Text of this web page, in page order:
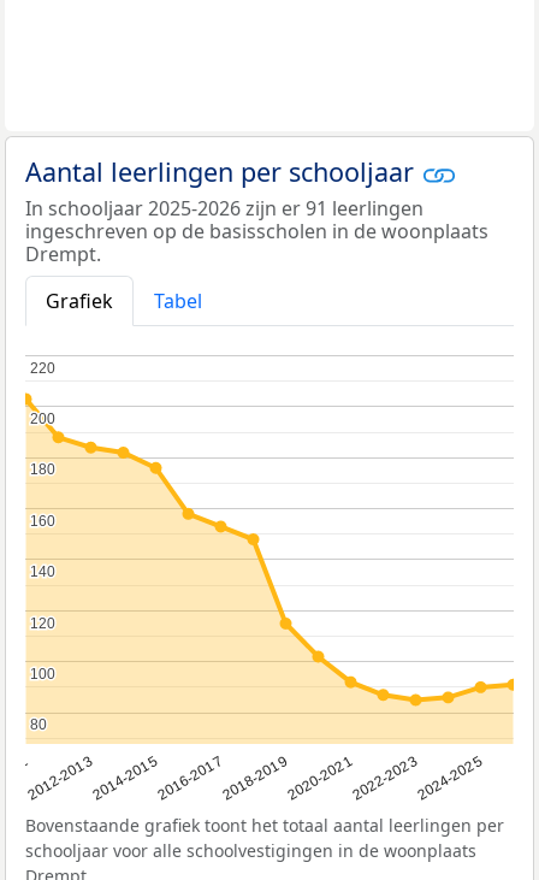
Aantal leerlingen per schooljaar
In schooljaar 2025-2026 zijn er 91 leerlingen
ingeschreven op de basisscholen in de woonplaats
Drempt.
Grafiek
Tabel
2012-20132014-20152016-20172018-20192020-20212022-20232024-2025
80
80
100
100
120
120
140
140
160
160
180
180
200
200
220
220
Bovenstaande grafiek toont het totaal aantal leerlingen per
schooljaar voor alle schoolvestigingen in de woonplaats